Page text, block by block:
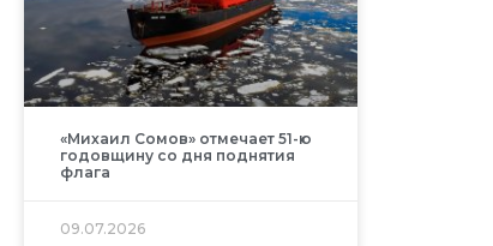
«Михаил Сомов» отмечает 51-ю
годовщину со дня поднятия
флага
09.07.2026